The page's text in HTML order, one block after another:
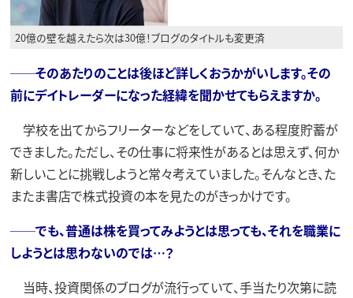
20億の壁を越えたら次は30億！ブログのタイトルも変更済
──そのあたりのことは後ほど詳しくおうかがいします。その
前にデイトレーダーになった経緯を聞かせてもらえますか。
学校を出てからフリーターなどをしていて、ある程度貯蓄が
できました。ただし、その仕事に将来性があるとは思えず、何か
新しいことに挑戦しようと常々考えていました。そんなとき、た
またま書店で株式投資の本を見たのがきっかけです。
──でも、普通は株を買ってみようとは思っても、それを職業に
しようとは思わないのでは…？
当時、投資関係のブログが流行っていて、手当たり次第に読